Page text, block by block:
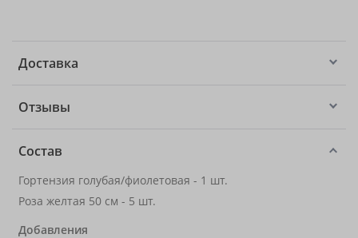
Доставка
Отзывы
Состав
Гортензия голубая/фиолетовая - 1 шт.
Роза желтая 50 см - 5 шт.
Добавления